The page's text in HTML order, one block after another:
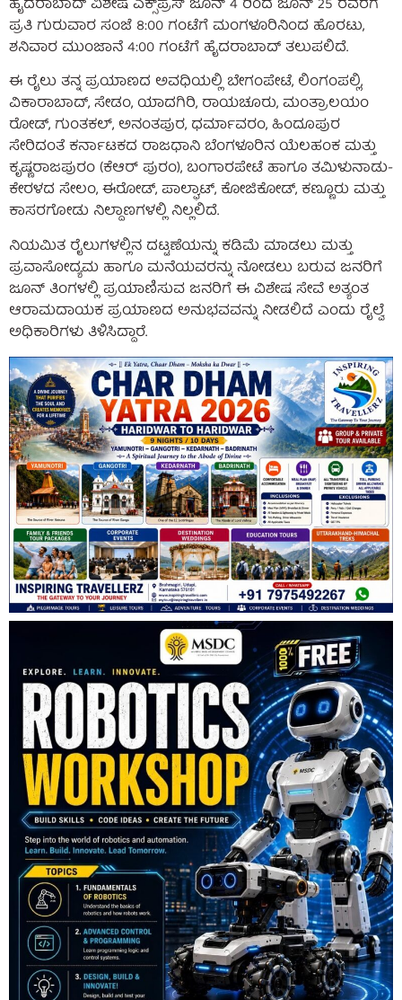
ಹೈದರಾಬಾದ್ ವಿಶೇಷ ಎಕ್ಸ್‌ಪ್ರೆಸ್ ಜೂನ್ 4 ರಿಂದ ಜೂನ್ 25 ರವರೆಗೆ
ಪ್ರತಿ ಗುರುವಾರ ಸಂಜೆ 8:00 ಗಂಟೆಗೆ ಮಂಗಳೂರಿನಿಂದ ಹೊರಟು,
ಶನಿವಾರ ಮುಂಜಾನೆ 4:00 ಗಂಟೆಗೆ ಹೈದರಾಬಾದ್ ತಲುಪಲಿದೆ.
ಈ ರೈಲು ತನ್ನ ಪ್ರಯಾಣದ ಅವಧಿಯಲ್ಲಿ ಬೇಗಂಪೇಟೆ, ಲಿಂಗಂಪಲ್ಲಿ,
ವಿಕಾರಾಬಾದ್, ಸೇಡಂ, ಯಾದಗಿರಿ, ರಾಯಚೂರು, ಮಂತ್ರಾಲಯಂ
ರೋಡ್, ಗುಂತಕಲ್, ಅನಂತಪುರ, ಧರ್ಮಾವರಂ, ಹಿಂದೂಪುರ
ಸೇರಿದಂತೆ ಕರ್ನಾಟಕದ ರಾಜಧಾನಿ ಬೆಂಗಳೂರಿನ ಯೆಲಹಂಕ ಮತ್ತು
ಕೃಷ್ಣರಾಜಪುರಂ (ಕೆಆರ್ ಪುರಂ), ಬಂಗಾರಪೇಟೆ ಹಾಗೂ ತಮಿಳುನಾಡು-
ಕೇರಳದ ಸೇಲಂ, ಈರೋಡ್, ಪಾಲ್ಘಾಟ್, ಕೋಜಿಕೋಡ್, ಕಣ್ಣೂರು ಮತ್ತು
ಕಾಸರಗೋಡು ನಿಲ್ದಾಣಗಳಲ್ಲಿ ನಿಲ್ಲಲಿದೆ.
ನಿಯಮಿತ ರೈಲುಗಳಲ್ಲಿನ ದಟ್ಟಣೆಯನ್ನು ಕಡಿಮೆ ಮಾಡಲು ಮತ್ತು
ಪ್ರವಾಸೋದ್ಯಮ ಹಾಗೂ ಮನೆಯವರನ್ನು ನೋಡಲು ಬರುವ ಜನರಿಗೆ
ಜೂನ್ ತಿಂಗಳಲ್ಲಿ ಪ್ರಯಾಣಿಸುವ ಜನರಿಗೆ ಈ ವಿಶೇಷ ಸೇವೆ ಅತ್ಯಂತ
ಆರಾಮದಾಯಕ ಪ್ರಯಾಣದ ಅನುಭವವನ್ನು ನೀಡಲಿದೆ ಎಂದು ರೈಲ್ವೆ
ಅಧಿಕಾರಿಗಳು ತಿಳಿಸಿದ್ದಾರೆ.